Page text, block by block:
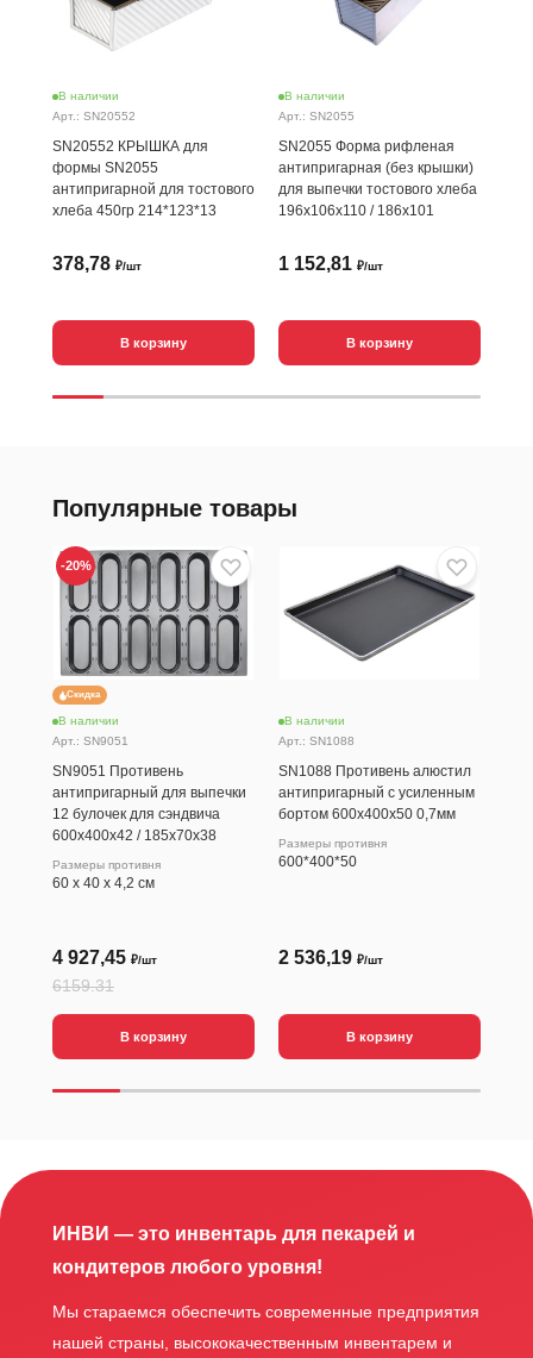
В наличии
Арт.: SN20552
SN20552 КРЫШКА для
формы SN2055
антипригарной для тостового
хлеба 450гр 214*123*13
378,78 ₽/шт
В корзину
В наличии
Арт.: SN2055
SN2055 Форма рифленая
антипригарная (без крышки)
для выпечки тостового хлеба
196х106х110 / 186х101
1 152,81 ₽/шт
В корзину
Популярные товары
Скидка
В наличии
Арт.: SN9051
SN9051 Противень
антипригарный для выпечки
12 булочек для сэндвича
600х400х42 / 185х70х38
Размеры противня
60 х 40 х 4,2 см
4 927,45 ₽/шт
6159.31
В корзину
-20%
В наличии
Арт.: SN1088
SN1088 Противень алюстил
антипригарный с усиленным
бортом 600х400х50 0,7мм
Размеры противня
600*400*50
2 536,19 ₽/шт
В корзину
ИНВИ — это инвентарь для пекарей и
кондитеров любого уровня!
Мы стараемся обеспечить современные предприятия
нашей страны, высококачественным инвентарем и